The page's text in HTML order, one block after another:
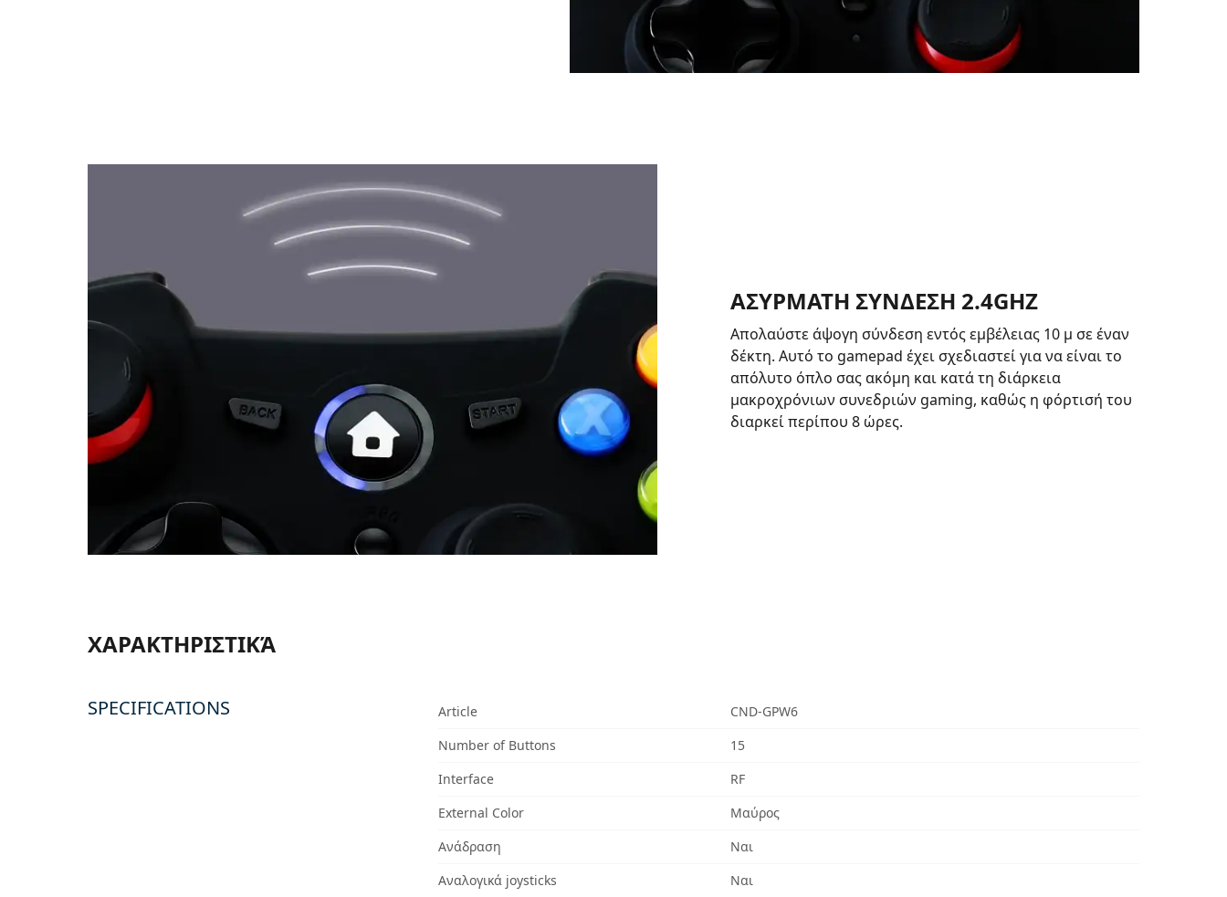
ΑΣΥΡΜΑΤΗ ΣΥΝΔΕΣΗ 2.4GHZ
Απολαύστε άψογη σύνδεση εντός εμβέλειας 10 μ σε έναν
δέκτη. Αυτό το gamepad έχει σχεδιαστεί για να είναι το
απόλυτο όπλο σας ακόμη και κατά τη διάρκεια
μακροχρόνιων συνεδριών gaming, καθώς η φόρτισή του
διαρκεί περίπου 8 ώρες.
ΧΑΡΑΚΤΗΡΙΣΤΙΚΆ
SPECIFICATIONS Article
CND-GPW6
Number of Buttons
15
Interface
RF
External Color
Μαύρος
Ανάδραση
Ναι
Αναλογικά joysticks
Ναι